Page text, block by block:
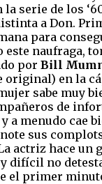
serie de los
a Don.
para
este naufraga,
por Bill
original) en la
sabe muy
de
a menudo cae
sus
actriz hace un
difícil no
el primer